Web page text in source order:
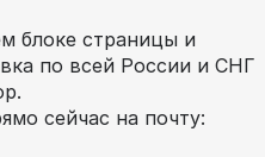
блоке страницы и
по всей России и СНГ
сейчас на почту: